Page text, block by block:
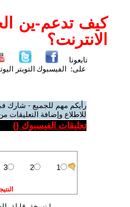
كيف تدعم-ين
الانترنت؟
تابعونا
على: الفيسبوك التويتر
رأيكم مهم للجميع - شارك
للاطلاع وإضافة التعليقات
تعليقات الفيسبوك ()